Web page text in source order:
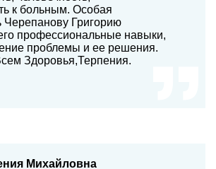
к больным. Особая
Черепанову Григорию
профессиональные навыки,
проблемы и ее решения.
Здоровья,Терпения.
Михайловна